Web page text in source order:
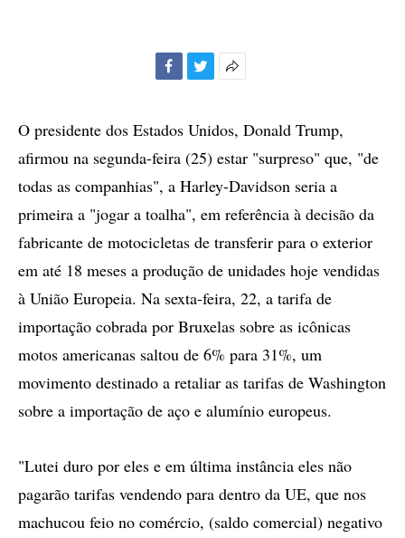
compartilhamento
O presidente dos Estados Unidos, Donald Trump,
afirmou na segunda-feira (25) estar "surpreso" que, "de
todas as companhias", a Harley-Davidson seria a
primeira a "jogar a toalha", em referência à decisão da
fabricante de motocicletas de transferir para o exterior
em até 18 meses a produção de unidades hoje vendidas
à União Europeia. Na sexta-feira, 22, a tarifa de
importação cobrada por Bruxelas sobre as icônicas
motos americanas saltou de 6% para 31%, um
movimento destinado a retaliar as tarifas de Washington
sobre a importação de aço e alumínio europeus.
"Lutei duro por eles e em última instância eles não
pagarão tarifas vendendo para dentro da UE, que nos
machucou feio no comércio, (saldo comercial) negativo